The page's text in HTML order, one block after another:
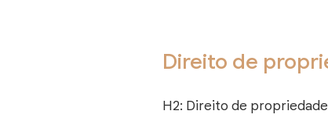
Direito de
H2: Direito de propriedade